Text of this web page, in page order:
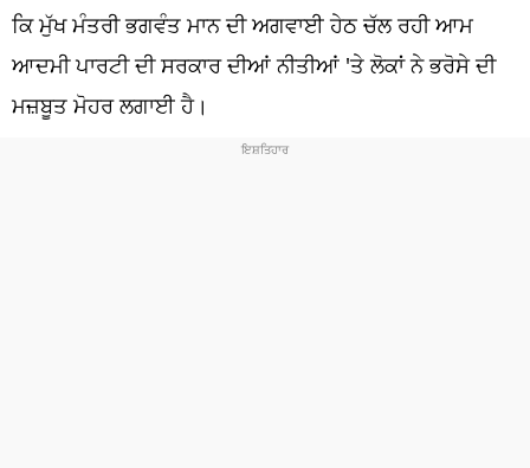
ਖੇਡਾਂ
ਕਿ ਮੁੱਖ ਮੰਤਰੀ ਭਗਵੰਤ ਮਾਨ ਦੀ ਅਗਵਾਈ ਹੇਠ ਚੱਲ ਰਹੀ ਆਮ
ਆਦਮੀ ਪਾਰਟੀ ਦੀ ਸਰਕਾਰ ਦੀਆਂ ਨੀਤੀਆਂ 'ਤੇ ਲੋਕਾਂ ਨੇ ਭਰੋਸੇ ਦੀ
ਮਜ਼ਬੂਤ ਮੋਹਰ ਲਗਾਈ ਹੈ।